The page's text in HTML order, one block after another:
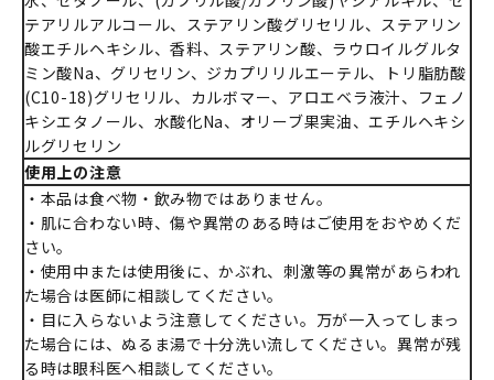
テアリルアルコール、ステアリン酸グリセリル、ステアリン
酸エチルヘキシル、香料、ステアリン酸、ラウロイルグルタ
ミン酸Na、グリセリン、ジカプリリルエーテル、トリ脂肪酸
(C10-18)グリセリル、カルボマー、アロエベラ液汁、フェノ
キシエタノール、水酸化Na、オリーブ果実油、エチルヘキシ
ルグリセリン
使用上の注意
・本品は食べ物・飲み物ではありません。
・肌に合わない時、傷や異常のある時はご使用をおやめくだ
さい。
・使用中または使用後に、かぶれ、刺激等の異常があらわれ
た場合は医師に相談してください。
・目に入らないよう注意してください。万が一入ってしまっ
た場合には、ぬるま湯で十分洗い流してください。異常が残
る時は眼科医へ相談してください。